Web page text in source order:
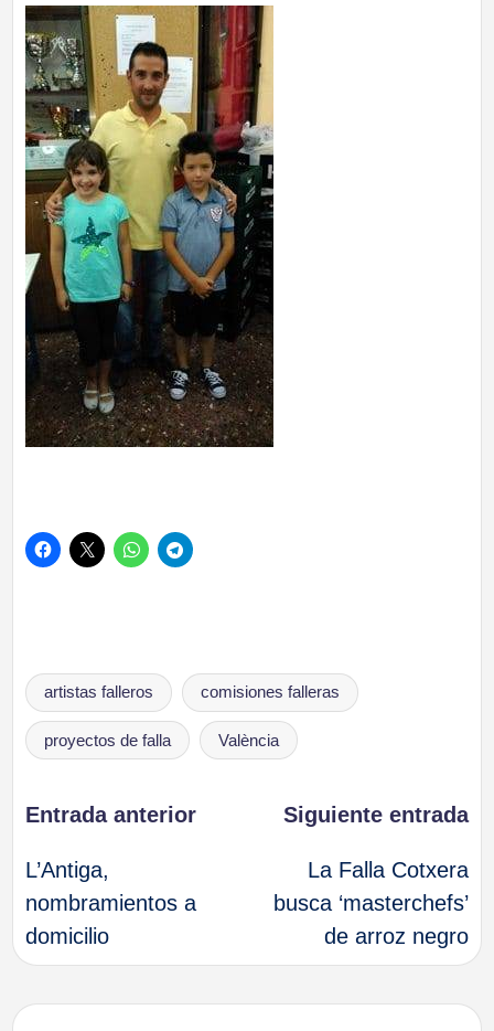
Etiquetas:
artistas falleros comisiones falleras
proyectos de falla València
Navegación
de
entradas
Entrada anterior
L’Antiga,
nombramientos a
domicilio
Siguiente entrada
La Falla Cotxera
busca ‘masterchefs’
de arroz negro